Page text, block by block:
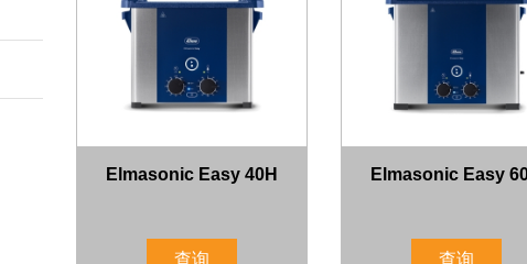
Elmasonic Easy 40H
查询
Elmasonic Easy
查询